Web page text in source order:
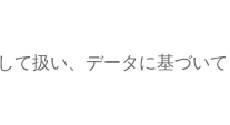
て扱い、データに基づいて